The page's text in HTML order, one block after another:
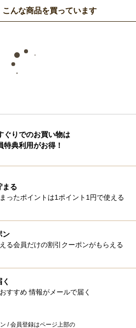
んな商品を買っています
ぐりでのお買い物は
特典利用がお得！
まる
ったポイントは1ポイント1円で使える
ン
る会員だけの割引クーポンがもらえる
すすめ 情報がメールで届く
/ 会員登録はページ上部の